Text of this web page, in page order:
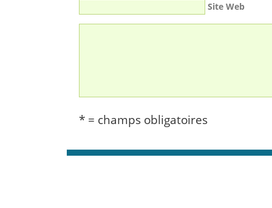
Site Web
* = champs obligatoires